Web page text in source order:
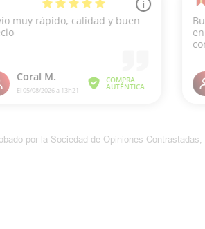
por la Sociedad de Opiniones Contrastadas,